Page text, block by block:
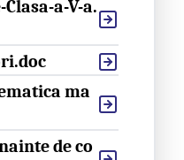
a-V-a.
ma
de co